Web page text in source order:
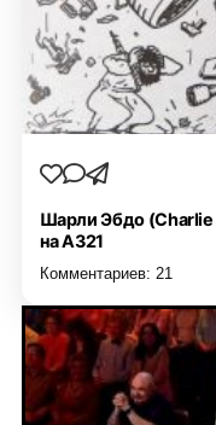
Шарли Эбдо (Charlie
на А321
Комментариев: 21